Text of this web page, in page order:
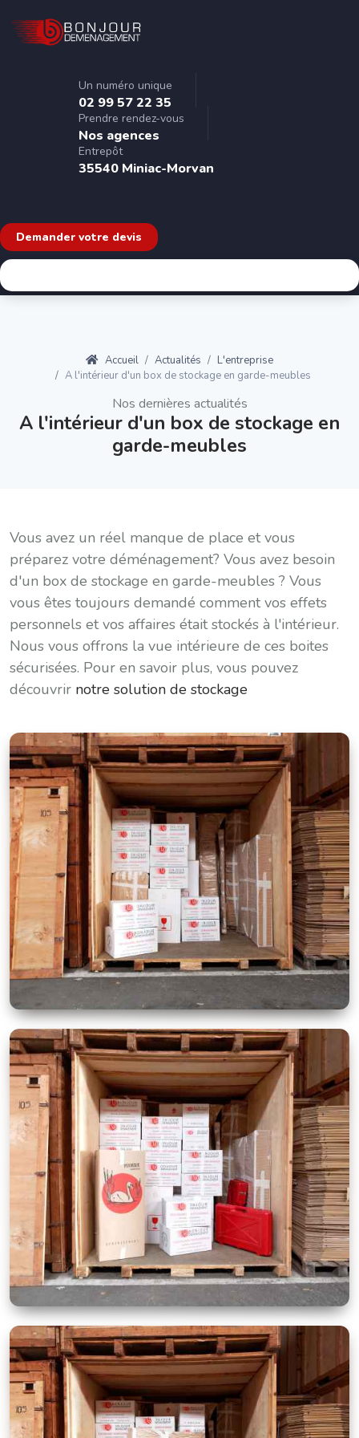
Un numéro unique
02 99 57 22 35
Prendre rendez-vous
Nos agences
Entrepôt
35540 Miniac-Morvan
Demander votre devis
Accueil Actualités
L'entreprise
A l'intérieur d'un box de stockage en garde-meubles
Nos dernières actualités
A l'intérieur d'un box de stockage en
garde-meubles
Vous avez un réel manque de place et vous
préparez votre déménagement? Vous avez besoin
d'un box de stockage en garde-meubles ? Vous
vous êtes toujours demandé comment vos effets
personnels et vos affaires était stockés à l'intérieur.
Nous vous offrons la vue intérieure de ces boites
sécurisées. Pour en savoir plus, vous pouvez
découvrir notre solution de stockage